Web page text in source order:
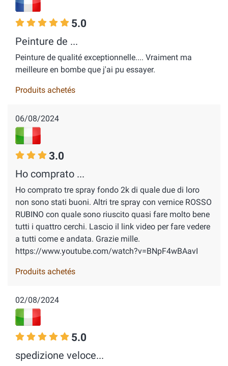
5.0
Peinture de ...
Peinture de qualité exceptionnelle.... Vraiment ma
meilleure en bombe que j'ai pu essayer.
Produits achetés
06/08/2024
3.0
Ho comprato ...
Ho comprato tre spray fondo 2k di quale due di loro
non sono stati buoni. Altri tre spray con vernice ROSSO
RUBINO con quale sono riuscito quasi fare molto bene
tutti i quattro cerchi. Lascio il link video per fare vedere
a tutti come e andata. Grazie mille.
https://www.youtube.com/watch?v=BNpF4wBAavI
Produits achetés
02/08/2024
5.0
spedizione veloce...